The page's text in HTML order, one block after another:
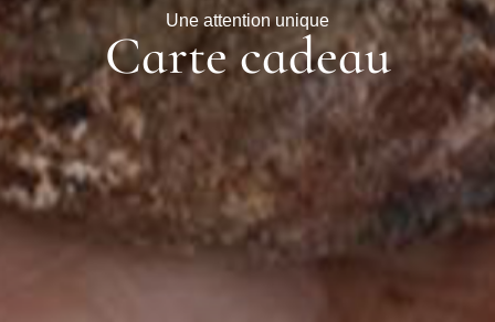
Une attention unique
Carte cadeau